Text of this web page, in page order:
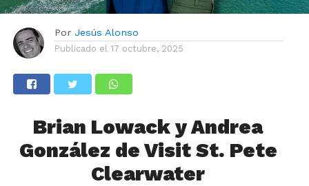
Por Jesús Alonso
Publicado el 17 octubre, 2025
Brian Lowack y Andrea
González de Visit St. Pete
Clearwater